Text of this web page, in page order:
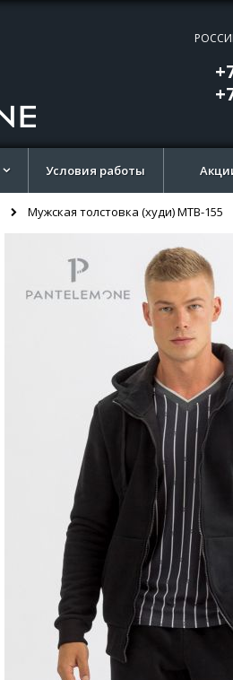
Условия работы
Мужская толстовка (худи) MTB-155
галереи
изображений
галереи
изображений